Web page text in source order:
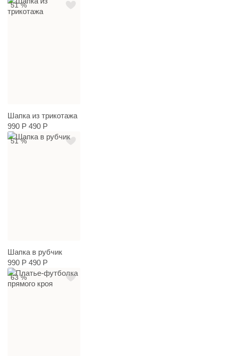
51 %
Шапка из трикотажа
990 Р 490 Р
51 %
Шапка в рубчик
990 Р 490 Р
63 %